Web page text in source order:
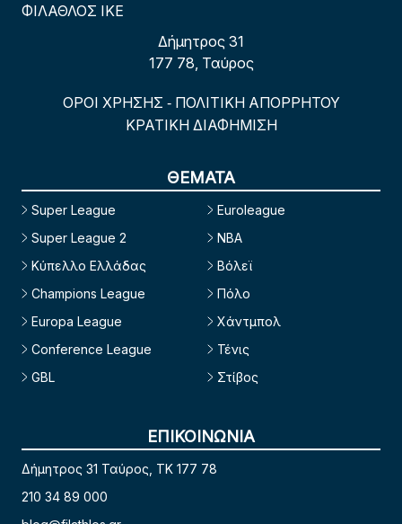
ΦΙΛΑΘΛΟΣ ΙΚΕ
Δήμητρος 31
177 78, Ταύρος
ΟΡΟΙ ΧΡΗΣΗΣ - ΠΟΛΙΤΙΚΗ ΑΠΟΡΡΗΤΟΥ
ΚΡΑΤΙΚΗ ΔΙΑΦΗΜΙΣΗ
ΘΕΜΑΤΑ
Super League
Super League 2
Κύπελλο Ελλάδας
Champions League
Europa League
Conference League
GBL
Euroleague
NBA
Βόλεϊ
Πόλο
Χάντμπολ
Τένις
Στίβος
ΕΠΙΚΟΙΝΩΝΙΑ
Δήμητρος 31 Ταύρος, TK 177 78
210 34 89 000